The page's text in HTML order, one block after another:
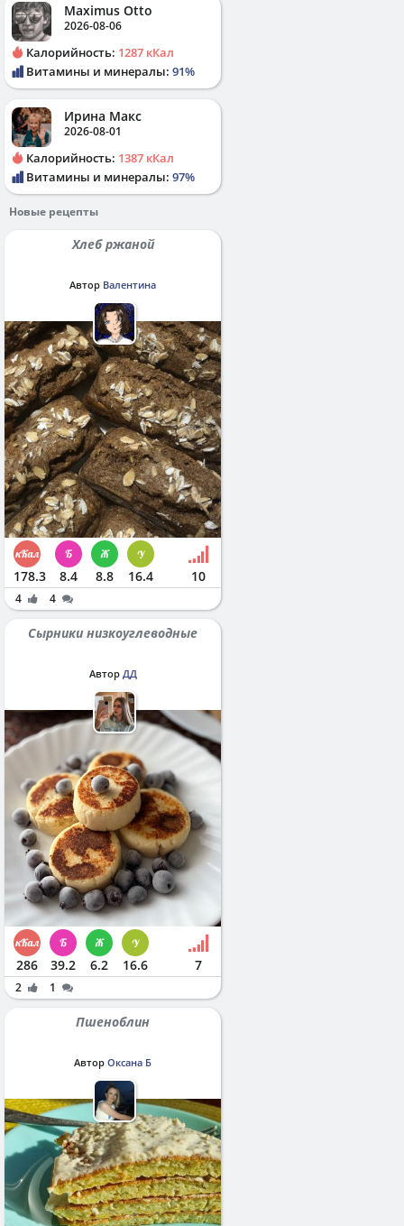
Maximus Otto
2026-08-06
Калорийность: 1287 кКал
Витамины и минералы: 91%
Ирина Макс
2026-08-01
Калорийность: 1387 кКал
Витамины и минералы: 97%
Новые рецепты
Хлеб ржаной
Автор Валентина
178.3 8.4 8.8 16.4 10
4 4
Сырники низкоуглеводные
Автор ДД
286 39.2 6.2 16.6 7
2 1
Пшеноблин
Автор Оксана Б